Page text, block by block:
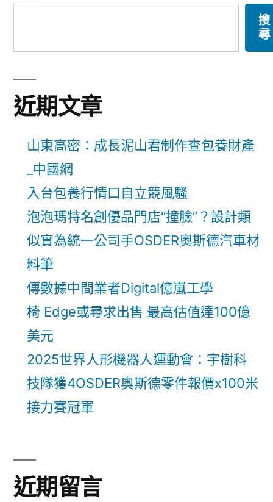
搜
尋
近期文章
山東高密：成長泥山君制作查包養財產
_中國網
入台包養行情口自立競風騷
泡泡瑪特名創優品門店“撞臉”？設計類
似實為統一公司手OSDER奧斯德汽車材
料筆
傳數據中間業者Digital億嵐工學
椅 Edge或尋求出售 最高估值達100億
美元
2025世界人形機器人運動會：宇樹科
技隊獲4OSDER奧斯德零件報價x100米
接力賽冠軍
近期留言